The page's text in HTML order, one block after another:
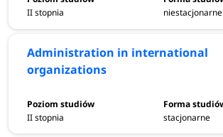
II stopnia niestacjonarne
Administration in international
organizations
II stopnia stacjonarne